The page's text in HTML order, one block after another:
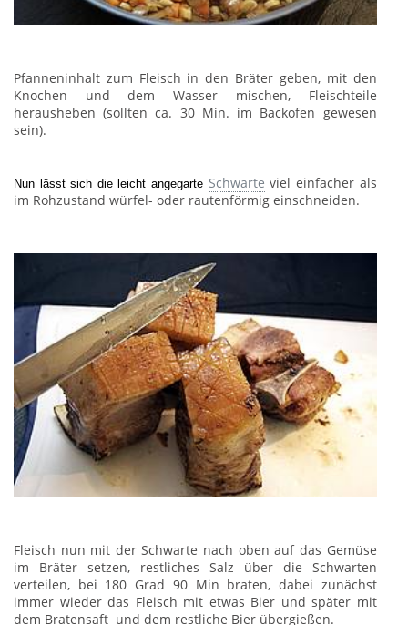
Pfanneninhalt zum Fleisch in den Bräter geben, mit den
Knochen und dem Wasser mischen, Fleischteile
herausheben (sollten ca. 30 Min. im Backofen gewesen
sein).
Nun lässt sich die leicht angegarte Schwarte viel einfacher als
im Rohzustand würfel- oder rautenförmig einschneiden.
Fleisch nun mit der Schwarte nach oben auf das Gemüse
im Bräter setzen, restliches Salz über die Schwarten
verteilen, bei 180 Grad 90 Min braten, dabei zunächst
immer wieder das Fleisch mit etwas Bier und später mit
dem Bratensaft und dem restliche Bier übergießen.